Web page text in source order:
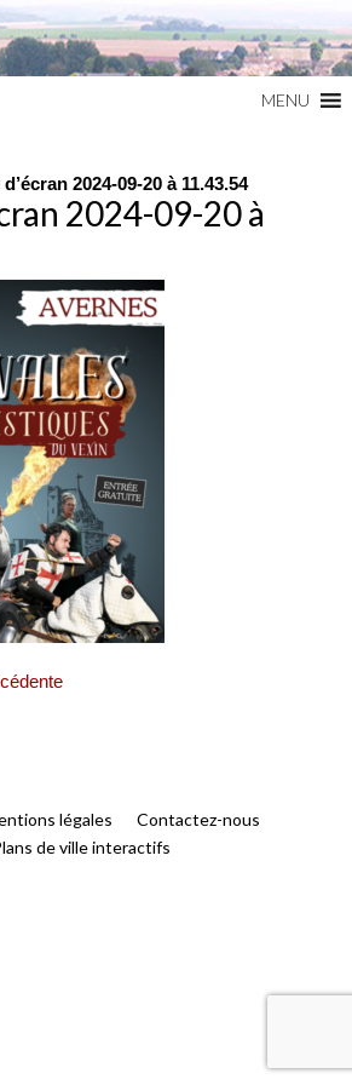
MENU
2024-09-20 à 11.43.54
2024-09-20 à
légales
Contactez-nous
de ville interactifs